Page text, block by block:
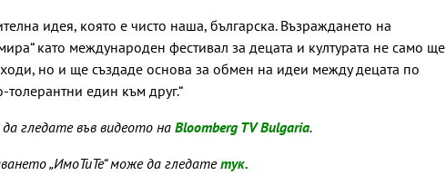
идея, която е чисто наша, българска. Възраждането на
като международен фестивал за децата и културата не само ще
но и ще създаде основа за обмен на идеи между децата по
толерантни един към друг.“
гледате във видеото на Bloomberg TV Bulgaria.
„ИмоТиТе“ може да гледатетук.